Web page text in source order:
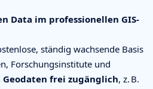
Data im professionellen GIS-
ständig wachsende Basis
Forschungsinstitute und
Geodaten frei zugänglich, z. B.